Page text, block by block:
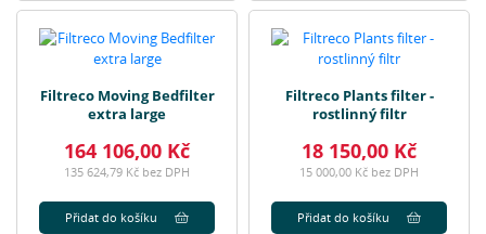
Filtreco Moving Bedfilter
extra large
164 106,00 Kč
135 624,79 Kč bez DPH
Přidat do košíku
Filtreco Plants filter -
rostlinný filtr
18 150,00 Kč
15 000,00 Kč bez DPH
Přidat do košíku